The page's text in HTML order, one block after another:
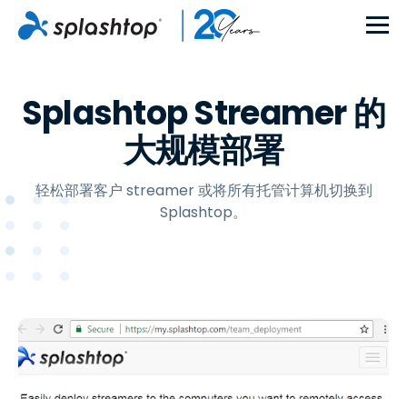
Splashtop Streamer 的
大规模部署
轻松部署客户 streamer 或将所有托管计算机切换到
Splashtop。